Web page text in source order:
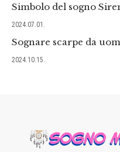
Simbolo del sogno
2024.07.01.
Sognare scarpe da
2024.10.15.